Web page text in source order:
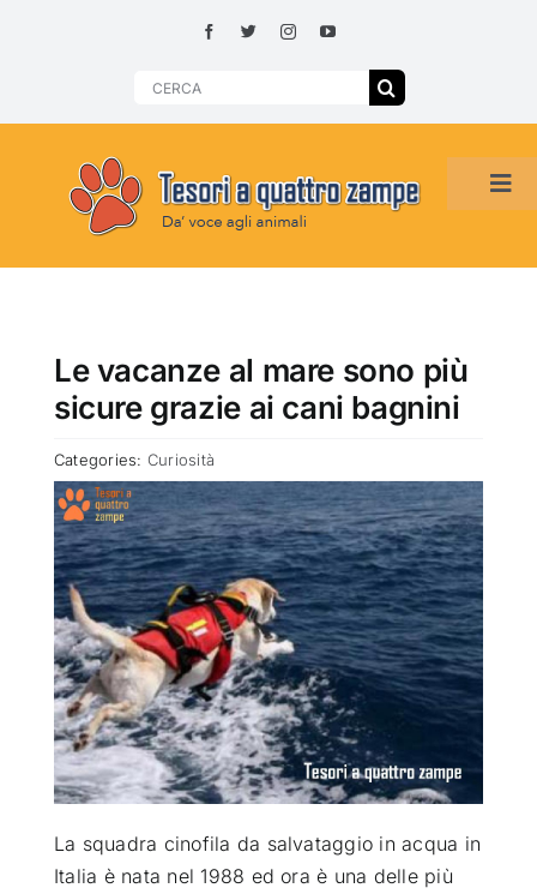
Search
HOME
SMARRITI O DA ADOTTARE
ADOTTATI O RITROVATI
ATTUALITÀ
VIDEO
CHI SIAMO
Le vacanze al mare sono più
sicure grazie ai cani bagnini
Categories: Curiosità
La squadra cinofila da salvataggio in acqua in
Italia è nata nel 1988 ed ora è una delle più